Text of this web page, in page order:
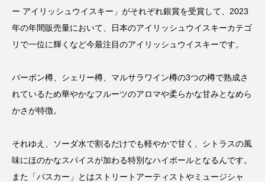
ー アイリッシュウイスキー」がそれぞれ銀賞を受賞して、2023
年の年間販売量において、日本のアイリッシュウイスキーカテゴ
リで一位に輝くなど今最注目のアイリッシュウイスキーです。
バーボン樽、シェリー樽、マルサラワイン樽の3つの樽で熟成さ
れているため華やかなフルーツのアロマや柔らかな甘みとなめら
かさが特徴。
それゆえ、ソーダ水で割るだけでも軽やかで甘く、シトラスの風
味にほのかなスパイスが加わる特別なハイボールとなるんです。
また「バスカー」とはストリートアーティストやミュージシャ